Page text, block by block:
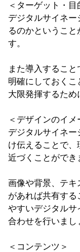
＜ターゲット・目
デジタルサイネ
るのかというこ
す。
また導入するこ
明確にしておく
大限発揮するため
＜デザインのイメ
デジタルサイネ
け伝えることで
近づくことができ
画像や背景、テキ
があれば共有す
やすいデジタルサ
合わせを行いまし
＜コンテンツ＞